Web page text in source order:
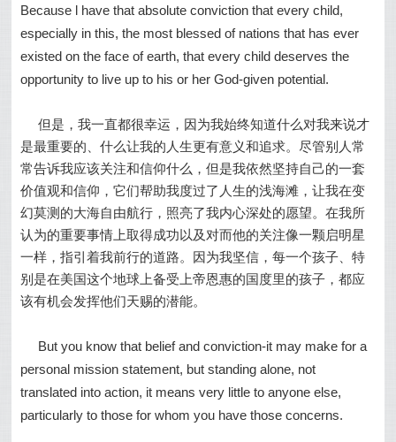
Because l have that absolute conviction that every child,
especially in this, the most blessed of nations that has ever
existed on the face of earth, that every child deserves the
opportunity to live up to his or her God-given potential.
但是，我一直都很幸运，因为我始终知道什么对我来说才
是最重要的、什么让我的人生更有意义和追求。尽管别人常
常告诉我应该关注和信仰什么，但是我依然坚持自己的一套
价值观和信仰，它们帮助我度过了人生的浅海滩，让我在变
幻莫测的大海自由航行，照亮了我内心深处的愿望。在我所
认为的重要事情上取得成功以及对而他的关注像一颗启明星
一样，指引着我前行的道路。因为我坚信，每一个孩子、特
别是在美国这个地球上备受上帝恩惠的国度里的孩子，都应
该有机会发挥他们天赐的潜能。
But you know that belief and conviction-it may make for a
personal mission statement, but standing alone, not
translated into action, it means very little to anyone else,
particularly to those for whom you have those concerns.